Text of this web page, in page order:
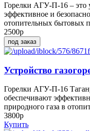
Горелки АГУ-П-16 – это
эффективное и
отопительных бытовых
2500р
под заказ
Устройство
Горелки АГУ-П-16
обеспечивают
природного газа в
3800р
Купить